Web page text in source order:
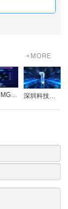
+MORE
鑫校园MG动画 深圳科技影视周-开场视频